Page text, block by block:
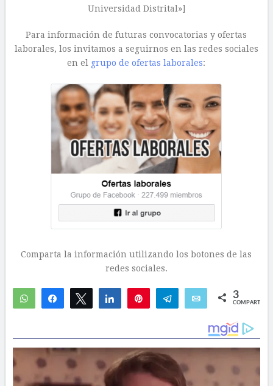
Universidad Distrital»]
Para información de futuras convocatorias y ofertas
laborales, los invitamos a seguirnos en las redes sociales
en el grupo de ofertas laborales:
Comparta la información utilizando los botones de las
redes sociales.
WhatsAppCompartirTwittear Compartir Telegram Email 3
COMPARTIR